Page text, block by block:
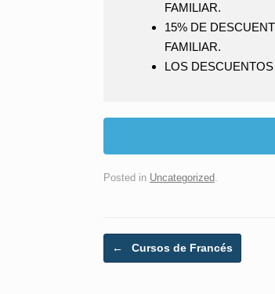
FAMILIAR.
15% DE
FAMILIAR.
LOS
Posted in Uncategorized
Post navigation
← Cursos de Francés